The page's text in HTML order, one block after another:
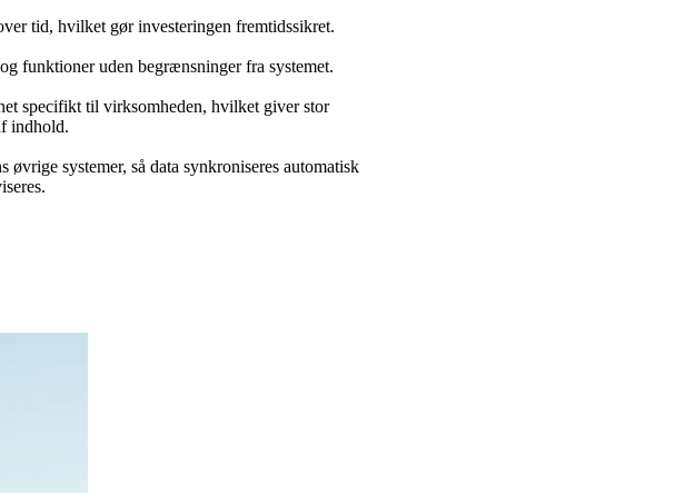
tid, hvilket gør investeringen fremtidssikret.
funktioner uden begrænsninger fra systemet.
specifikt til virksomheden, hvilket giver stor
indhold.
systemer, så data synkroniseres automatisk